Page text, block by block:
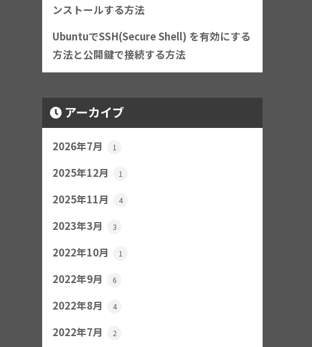
ンストールする方法
UbuntuでSSH(Secure Shell) を有効にする
方法と公開鍵で接続する方法
アーカイブ
2026年7月 1
2025年12月 1
2025年11月 4
2023年3月 3
2022年10月 1
2022年9月 6
2022年8月 4
2022年7月 2